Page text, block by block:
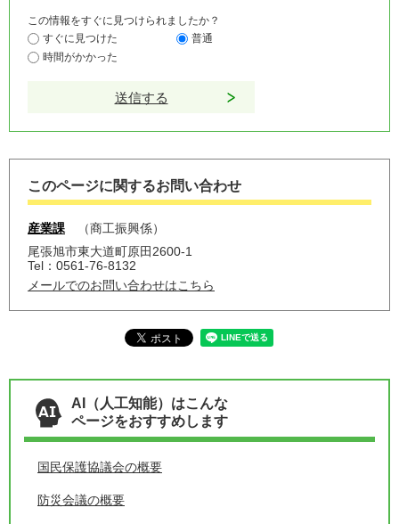
この情報をすぐに見つけられましたか？
すぐに見つけた
普通
時間がかかった
このページに関するお問い合わせ
産業課
商工振興係
尾張旭市東大道町原田2600-1
Tel：0561-76-8132
メールでのお問い合わせはこちら
AI（人工知能）はこんな
ページをおすすめします
国民保護協議会の概要
防災会議の概要